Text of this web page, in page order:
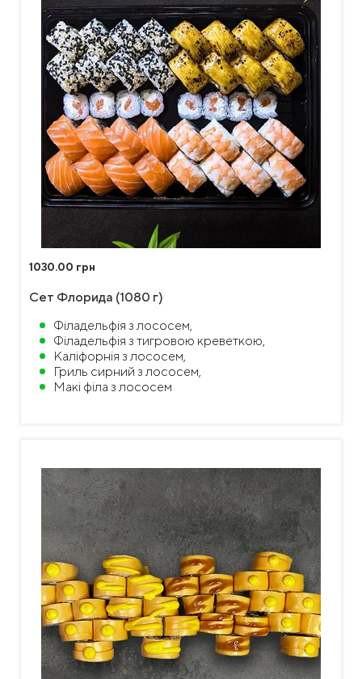
1030.00 грн
Сет Флорида (1080 г)
Філадельфія з лососем,
Філадельфія з тигровою креветкою,
Каліфорнія з лососем,
Гриль сирний з лососем,
Макі філа з лососем